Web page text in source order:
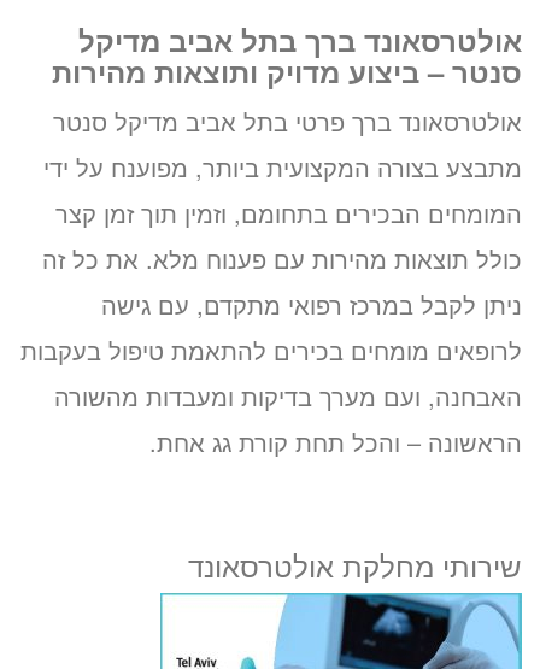
אולטרסאונד ברך בתל אביב מדיקל
סנטר – ביצוע מדויק ותוצאות מהירות
אולטרסאונד ברך פרטי בתל אביב מדיקל סנטר
מתבצע בצורה המקצועית ביותר, מפוענח על ידי
המומחים הבכירים בתחומם, וזמין תוך זמן קצר
כולל תוצאות מהירות עם פענוח מלא. את כל זה
ניתן לקבל במרכז רפואי מתקדם, עם גישה
לרופאים מומחים בכירים להתאמת טיפול בעקבות
האבחנה, ועם מערך בדיקות ומעבדות מהשורה
הראשונה – והכל תחת קורת גג אחת.
שירותי מחלקת אולטרסאונד